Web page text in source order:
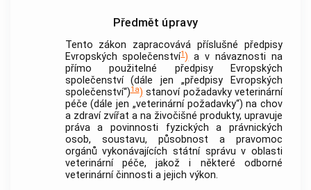
Předmět úpravy
Tento zákon zapracovává příslušné předpisy
Evropských společenství1) a v návaznosti na
přímo použitelné předpisy Evropských
společenství (dále jen „předpisy Evropských
společenství“)1a) stanoví požadavky veterinární
péče (dále jen „veterinární požadavky“) na chov
a zdraví zvířat a na živočišné produkty, upravuje
práva a povinnosti fyzických a právnických
osob, soustavu, působnost a pravomoc
orgánů vykonávajících státní správu v oblasti
veterinární péče, jakož i některé odborné
veterinární činnosti a jejich výkon.